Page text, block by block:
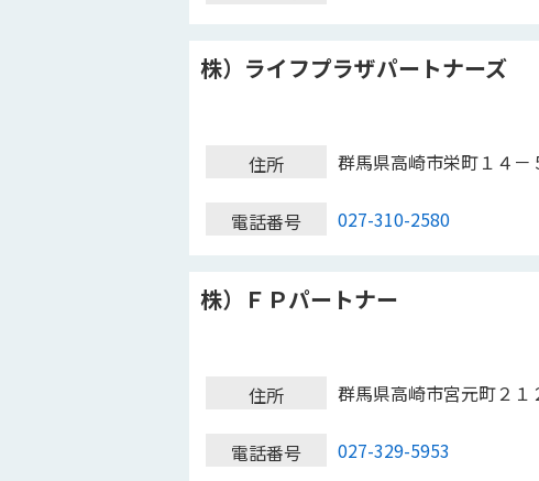
株）ライフプラザパートナーズ
住所 群馬県高崎市栄町１４
電話番号 027-310-2580
株）ＦＰパートナー
住所 群馬県高崎市宮元町２
電話番号 027-329-5953